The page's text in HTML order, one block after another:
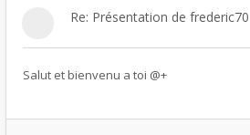
Re: Présentation de frederic70
Salut et bienvenu a toi @+